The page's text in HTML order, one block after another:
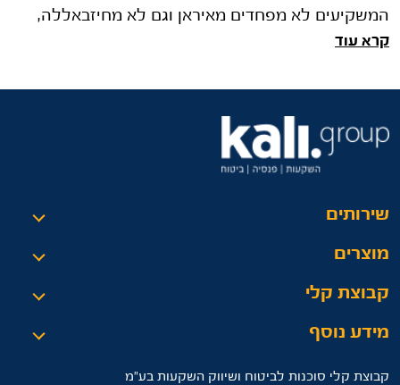
המשקיעים לא מפחדים מאיראן וגם לא מחיזבאללה,
ומגיבים בקנייה חזקה של מני�
קרא עוד
שירותים
מוצרים
קבוצת קלי
מידע נוסף
קבוצת קלי סוכנות לביטוח ושיווק השקעות בע"מ